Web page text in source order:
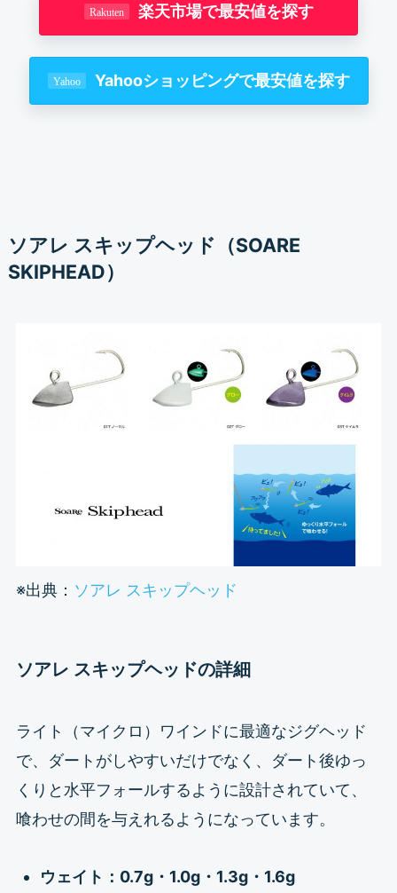
楽天市場で最安値を探す
Yahooショッピングで最安値を探す
ソアレ スキップヘッド（SOARE
SKIPHEAD）
※出典： ソアレ スキップヘッド
ソアレ スキップヘッドの詳細
ライト（マイクロ）ワインドに最適なジグヘッド
で、ダートがしやすいだけでなく、ダート後ゆっ
くりと水平フォールするように設計されていて、
喰わせの間を与えれるようになっています。
ウェイト：0.7g・1.0g・ 1.3g・1.6g